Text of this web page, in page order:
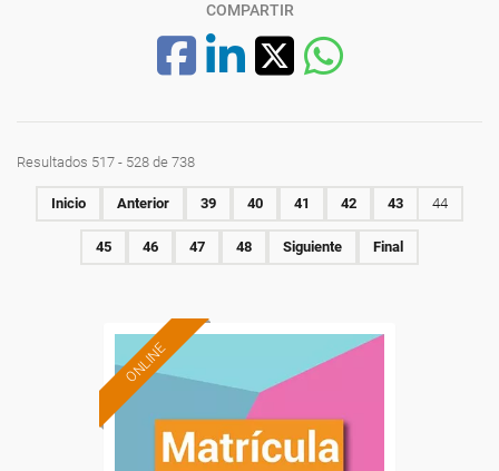
COMPARTIR
Resultados 517 - 528 de 738
Inicio Anterior 39 40 41 42 43 44
45 46 47 48 Siguiente Final
ONLINE